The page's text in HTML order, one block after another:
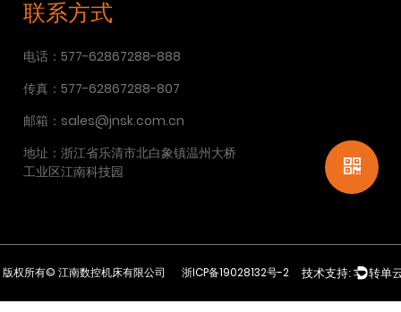
联系方式
电话：577-62867288-888
传真：577-62867288-807
邮箱：sales@jnsk.com.cn
地址：浙江省乐清市北白象镇温州大桥
工业区江南科技园
版权所有© 江南数控机床有限公司 浙ICP备19028132号-2 技术支持: 转单